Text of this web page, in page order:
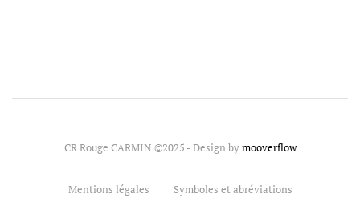
CR Rouge CARMIN ©2025 - Design bymooverflow
Mentions légales Symboles et abréviations